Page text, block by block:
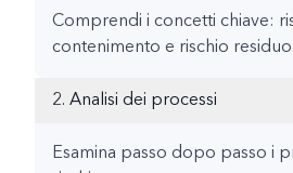
Comprendi i concetti chiave:
contenimento e rischio residuo.
2. Analisi dei processi
Esamina passo dopo passo i